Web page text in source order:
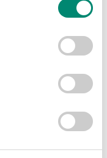
persönlichen Daten
Präferenzen im
Anzeigen zu
Website zu
Partner für